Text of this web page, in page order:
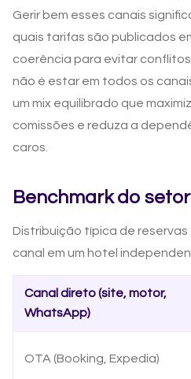
Gerir bem esses canais
quais tarifas são publicados
coerência para evitar
não é estar em todos os
um mix equilibrado que
comissões e reduza a
caros.
Benchmark do setor
Distribuição típica de
canal em um hotel
Canal direto (site, motor,
WhatsApp)
OTA (Booking, Expedia)